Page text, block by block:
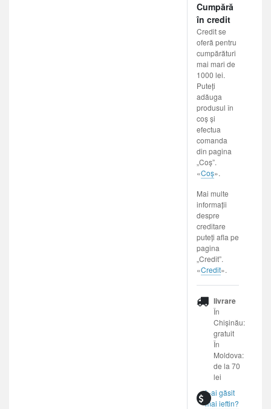
Cumpără
în credit
Credit se
oferă pentru
cumpărături
mai mari de
1000 lei.
Puteți
adăuga
produsul în
coș și
efectua
comanda
din pagina
„Coș”.
«Coș».
Mai multe
informații
despre
creditare
puteți afla pe
pagina
„Credit”.
«Credit».
livrare
În
Chișinău:
gratuit
În
Moldova:
de la 70
lei
L-ai găsit
mai ieftin?